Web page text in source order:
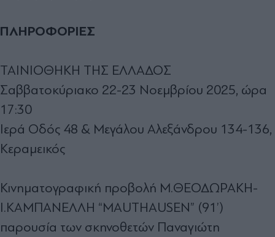
ΠΛΗΡΟΦΟΡΙΕΣ
ΤΑΙΝΙΟΘΗΚΗ ΤΗΣ ΕΛΛΑΔΟΣ
Σαββατοκύριακο 22-23 Νοεμβρίου 2025, ώρα
17:30
Ιερά Οδός 48 & Μεγάλου Αλεξάνδρου 134-136,
Κεραμεικός
Κινηματογραφική προβολή Μ.ΘΕΟΔΩΡΑΚΗ-
Ι.ΚΑΜΠΑΝΕΛΛΗ “MAUTHAUSEN” (91’)
παρουσία των σκηνοθετών Παναγιώτη